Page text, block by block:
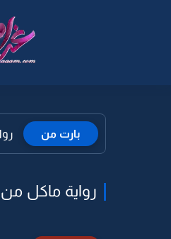
بارت من
رواية ماكل